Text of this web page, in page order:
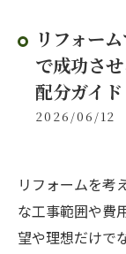
リフォー
で成功さ
配分ガイド
2026/06/12
リフォームを考
な工事範囲や費
望や理想だけで